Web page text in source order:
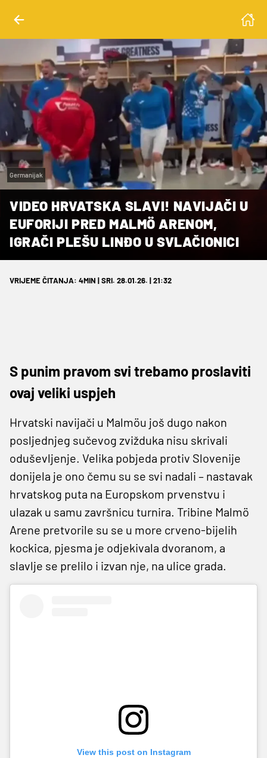
Germanijak
VIDEO HRVATSKA SLAVI! NAVIJAČI U
EUFORIJI PRED MALMÖ ARENOM,
IGRAČI PLEŠU LINĐO U SVLAČIONICI
VRIJEME ČITANJA: 4MIN | SRI. 28.01.26. | 21:32
S punim pravom svi trebamo proslaviti
ovaj veliki uspjeh
Hrvatski navijači u Malmöu još dugo nakon
posljednjeg sučevog zvižduka nisu skrivali
oduševljenje. Velika pobjeda protiv Slovenije
donijela je ono čemu su se svi nadali – nastavak
hrvatskog puta na Europskom prvenstvu i
ulazak u samu završnicu turnira. Tribine Malmö
Arene pretvorile su se u more crveno-bijelih
kockica, pjesma je odjekivala dvoranom, a
slavlje se prelilo i izvan nje, na ulice grada.
View this post on Instagram